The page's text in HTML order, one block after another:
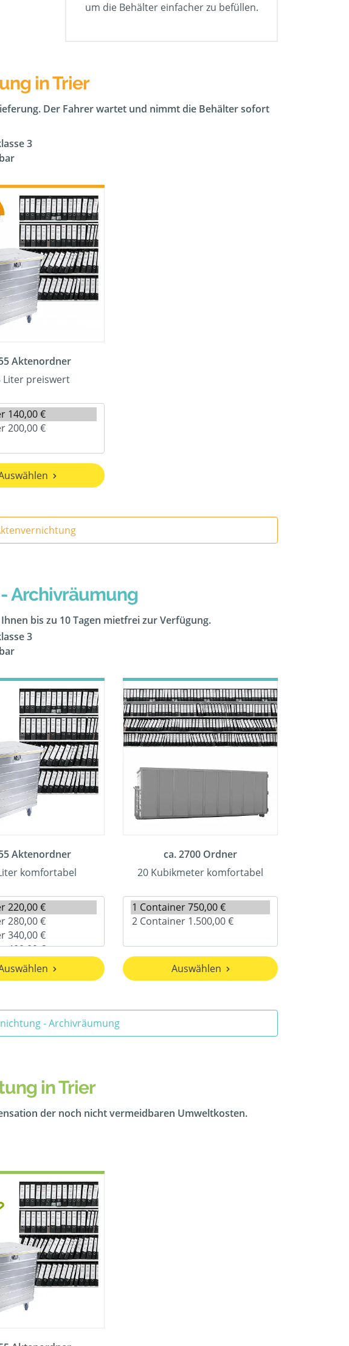
um die Behälter einfacher zu befüllen.
in Trier
Der Fahrer wartet und nimmt die Behälter sofort
3
Aktenordner
Liter preiswert
Archivräumung
bis zu 10 Tagen mietfrei zur Verfügung.
3
Aktenordner
komfortabel
ca. 2700 Ordner
20 Kubikmeter komfortabel
Auswählen
- Archivräumung
in Trier
der noch nicht vermeidbaren Umweltkosten.